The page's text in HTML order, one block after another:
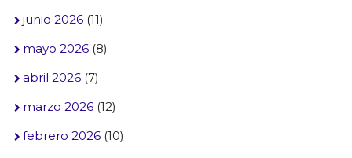
junio 2026(11)
mayo 2026(8)
abril 2026(7)
marzo 2026(12)
febrero 2026(10)